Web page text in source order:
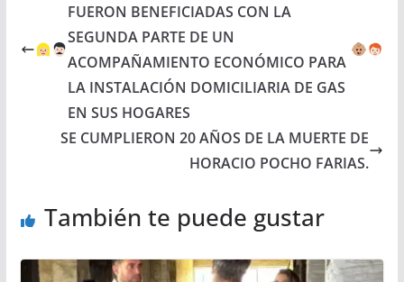
FUERON BENEFICIADAS CON LA
SEGUNDA PARTE DE UN
ACOMPAÑAMIENTO ECONÓMICO PARA
LA INSTALACIÓN DOMICILIARIA DE GAS
EN SUS HOGARES
SE CUMPLIERON 20 AÑOS DE LA MUERTE DE
HORACIO POCHO FARIAS.
También te puede gustar